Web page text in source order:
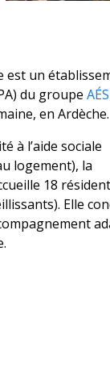
est un
du groupe
en Ardèche.
à l’aide sociale
logement), la
18
Elle